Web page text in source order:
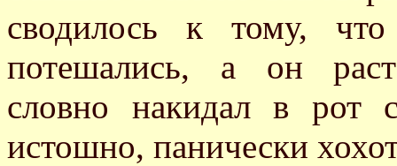
сводилось к тому,
потешались, а он
словно накидал в рот
истошно, панически